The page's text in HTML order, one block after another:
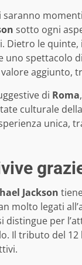
saranno
sotto ogni
Dietro le
spettacolo
di Roma
culturale
unica,
Jackson
molto legati
per
Il tributo del